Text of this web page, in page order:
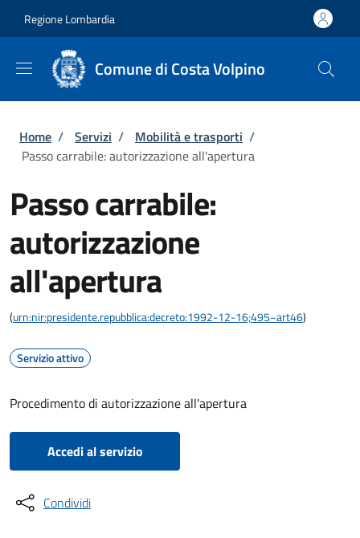
Regione Lombardia
Comune di Costa Volpino
Briciole di pane
Home / Servizi / Mobilità e trasporti /
Passo carrabile: autorizzazione all'apertura
Passo carrabile:
autorizzazione
all'apertura
(urn:nir:presidente.repubblica:decreto:1992-12-16;495~art46)
Servizio attivo
Procedimento di autorizzazione all'apertura
Accedi al servizio
Condividi